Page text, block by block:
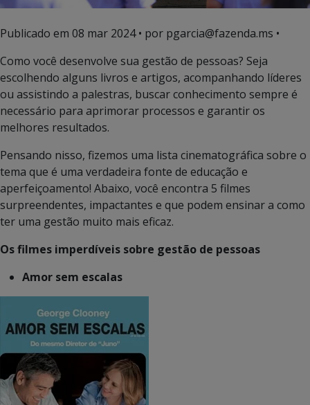
Publicado em 08 mar 2024• por pgarcia@fazenda.ms •
Como você desenvolve sua gestão de pessoas? Seja
escolhendo alguns livros e artigos, acompanhando líderes
ou assistindo a palestras, buscar conhecimento sempre é
necessário para aprimorar processos e garantir os
melhores resultados.
Pensando nisso, fizemos uma lista cinematográfica sobre o
tema que é uma verdadeira fonte de educação e
aperfeiçoamento! Abaixo, você encontra 5 filmes
surpreendentes, impactantes e que podem ensinar a como
ter uma gestão muito mais eficaz.
Os filmes imperdíveis sobre gestão de pessoas
Amor sem escalas